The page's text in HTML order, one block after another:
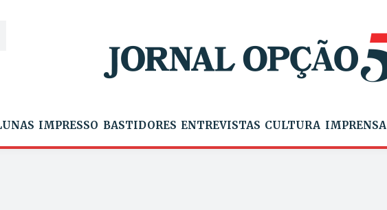
IMPRESSO BASTIDORES ENTREVISTAS CULTURA IMPRENSA